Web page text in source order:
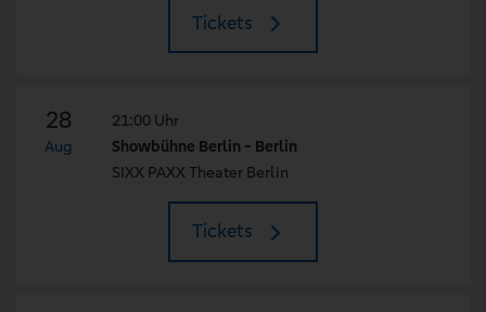
Tickets
28
Aug
21:00 Uhr
Showbühne Berlin - Berlin
SIXX PAXX Theater Berlin
Tickets